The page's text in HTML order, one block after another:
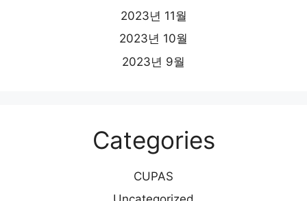
2023년 11월
2023년 10월
2023년 9월
Categories
CUPAS